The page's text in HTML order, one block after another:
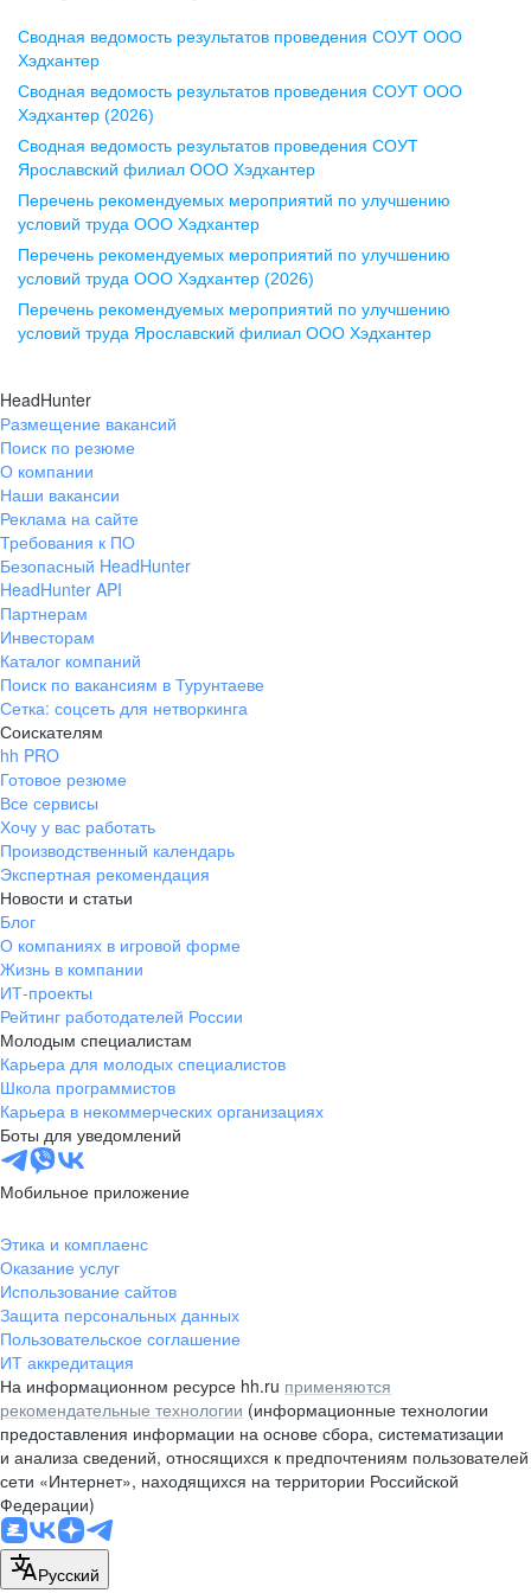
Воронеж
ул. Комиссаржевской, д. 10,
офис 1212
+7 473 280-05-05
pr@vrn.hh.ru
ул. Спартаковская, д. 2А, этаж 3,
помещение 15
+7 843 212-12-50
Екатеринбург
ул. Боевых Дружин, стр. 20,
+7 343 226-79-99
pr@ural.hh.ru
ул. Янковского, д. 169, 7 этаж,
706 каб.
+7 861 205-55-57
pr@krd.hh.ru
Владивосток
пер. Ланинский д. 4, офис 3.4
+7 423 202-33-28
pr@dv.hh.ru
Новосибирск
ул. Большевистская, д. 35,
помещение 21
+7 383 207-94-64
pr@nsk.hh.ru
Минск
пр-т Дзержинского, д. 57,
10 этаж, помещение 45-1
pr@rabota.by
Алматы
пр. Абая, д. 151, БЦ Алатау,
12 этаж, офис 1209
+7 727 232-13-13
pr@headhunter.com.kz
Сводная ведомость результатов проведения СОУТ ООО
Хэдхантер
Сводная ведомость результатов проведения СОУТ ООО
Хэдхантер (2026)
Сводная ведомость результатов проведения СОУТ
Ярославский филиал ООО Хэдхантер
Перечень рекомендуемых мероприятий по улучшению
условий труда ООО Хэдхантер
Перечень рекомендуемых мероприятий по улучшению
условий труда ООО Хэдхантер (2026)
Перечень рекомендуемых мероприятий по улучшению
условий труда Ярославский филиал ООО Хэдхантер
HeadHunter
Размещение вакансий
Поиск по резюме
О компании
Наши вакансии
Реклама на сайте
Требования к ПО
Безопасный HeadHunter
HeadHunter API
Партнерам
Инвесторам
Каталог компаний
Поиск по вакансиям в Турунтаеве
Сетка: соцсеть для нетворкинга
Соискателям
hh PRO
Готовое резюме
Все сервисы
Хочу у вас работать
Производственный календарь
Экспертная рекомендация
Новости и статьи
Блог
О компаниях в игровой форме
Жизнь в компании
ИТ-проекты
Рейтинг работодателей России
Молодым специалистам
Карьера для молодых специалистов
Школа программистов
Карьера в некоммерческих организациях
Боты для уведомлений
Мобильное приложение
Этика и комплаенс
Оказание услуг
Использование сайтов
Защита персональных данных
Пользовательское соглашение
ИТ аккредитация
На информационном ресурсе hh.ru применяются
рекомендательные технологии (информационные технологии
предоставления информации на основе сбора, систематизации
и анализа сведений, относящихся к предпочтениям пользователей
сети «Интернет», находящихся на территории Российской
Федерации)
Русский